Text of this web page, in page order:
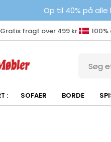
Op til 40% på alle
Gratis fragt over 499 kr.
SOFAER BORDE